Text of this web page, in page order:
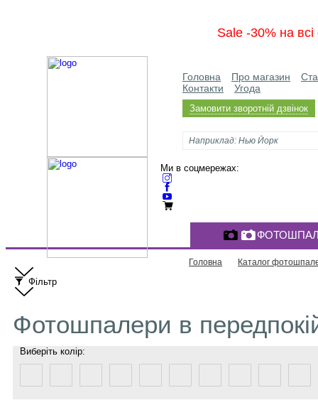
Sale -30% на
Головна Про магазин
Контакти
Угода
Замовити зворотній дзвінок
Ми в соцмережах:
Головна Каталог
Фільтр
Фотошпалери в
Виберіть колір: